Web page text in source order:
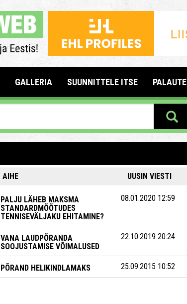
GALLERIA SUUNNITTELE ITSE PALAUTE
AIHE UUSIN VIESTI
PALJU LÄHEB MAKSMA
STANDARDMÕÕTUDES
TENNISEVÄLJAKU EHITAMINE?
08.01.2020 12:59
VANA LAUDPÕRANDA
SOOJUSTAMISE VÕIMALUSED
22.10.2019 20:24
PÕRAND HELIKINDLAMAKS 25.09.2015 10:52